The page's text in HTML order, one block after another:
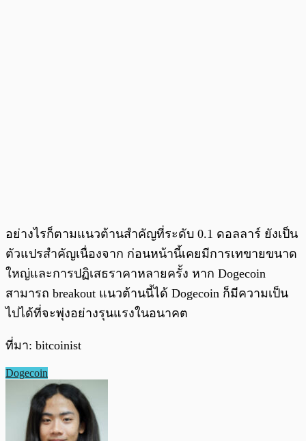
อย่างไรก็ตามแนวต้านสำคัญที่ระดับ 0.1 ดอลลาร์ ยังเป็น
ตัวแปรสำคัญเนื่องจาก ก่อนหน้านี้เคยมีการเทขายขนาด
ใหญ่และการปฏิเสธราคาหลายครั้ง หาก Dogecoin
สามารถ breakout แนวต้านนี้ได้ Dogecoin ก็มีความเป็น
ไปได้ที่จะพุ่งอย่างรุนแรงในอนาคต
ที่มา: bitcoinist
Dogecoin